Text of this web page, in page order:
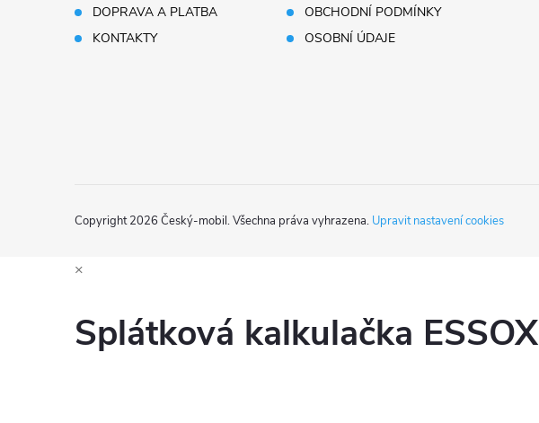
DOPRAVA A PLATBA
KONTAKTY
OBCHODNÍ PODMÍNKY
OSOBNÍ ÚDAJE
Copyright 2026 Český-mobil. Všechna práva vyhrazena. Upravit nastavení cookies
×
Splátková kalkulačka ESSOX